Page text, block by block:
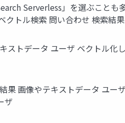
Serverless」を選ぶことも
トル検索 問い合わせ 検索結
トデータ ユーザ ベクトル化
画像やテキストデータ ユー
ザ